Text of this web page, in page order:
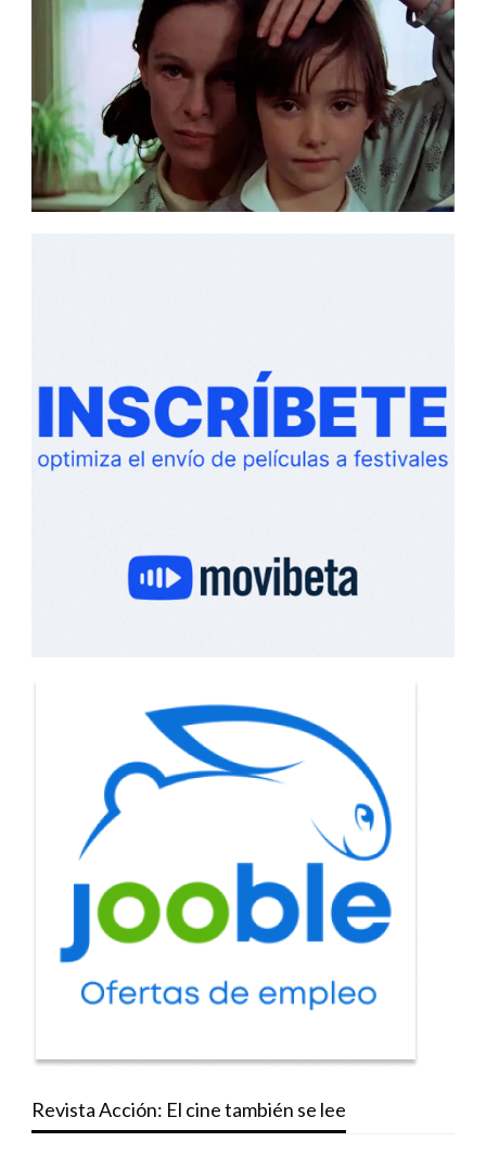
Revista Acción: El cine también se lee